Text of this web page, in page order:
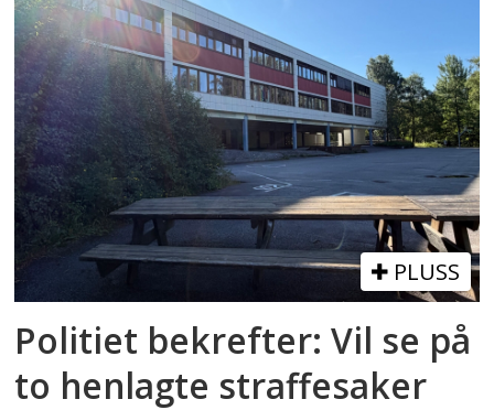
PLUSS
Politiet bekrefter: Vil se på
to henlagte straffesaker